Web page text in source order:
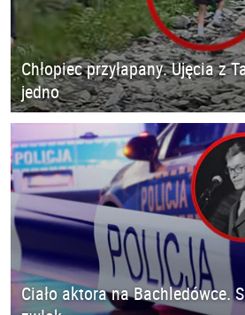
Chłopiec przyłapany. Ujęcia z
jedno
Ciało aktora na Bachledówce.